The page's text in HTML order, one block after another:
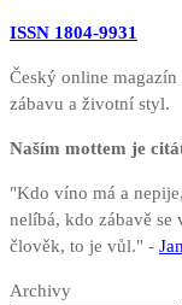
ISSN 1804-9931
Český online
zábavu a životní styl.
Naším mottem je
"Kdo víno má a
nelíbá, kdo zábavě
člověk, to je vůl." -
Archivy